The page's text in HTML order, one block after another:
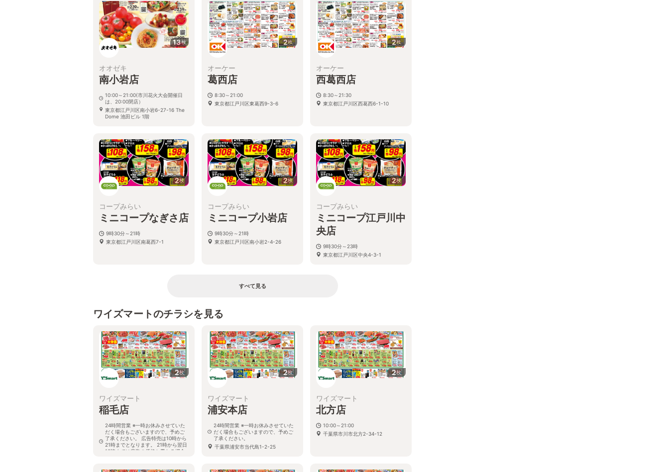
13枚
オオゼキ
南小岩店
10:00～21:00(市川花火大会開催日
は、20:00閉店）
東京都江戸川区南小岩6-27-16 The
Dome 池田ビル 1階
2枚
オーケー
葛西店
8:30～21:00
東京都江戸川区東葛西9-3-6
2枚
オーケー
西葛西店
8:30～21:30
東京都江戸川区西葛西6-1-10
2枚
コープみらい
ミニコープなぎさ店
9時30分～21時
東京都江戸川区南葛西7-1
2枚
コープみらい
ミニコープ小岩店
9時30分～21時
東京都江戸川区南小岩2-4-26
2枚
コープみらい
ミニコープ江戸川中
央店
9時30分～23時
東京都江戸川区中央4-3-1
すべて見る
ワイズマートのチラシを見る
2枚
ワイズマート
稲毛店
24時間営業 ※一時お休みさせていた
だく場合もございますので、予めご
了承ください。 広告特売は10時から
21時までとなります。 21時から翌日
10時までは広告の価格と異なる場合
2枚
ワイズマート
浦安本店
24時間営業 ※一時お休みさせていた
だく場合もございますので、予めご
了承ください。
千葉県浦安市当代島1-2-25
2枚
ワイズマート
北方店
10:00～21:00
千葉県市川市北方2-34-12